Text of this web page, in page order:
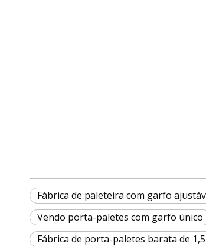
Fábrica de paleteira com garfo
Vendo porta-paletes com garfo único
Fábrica de porta-paletes barata de